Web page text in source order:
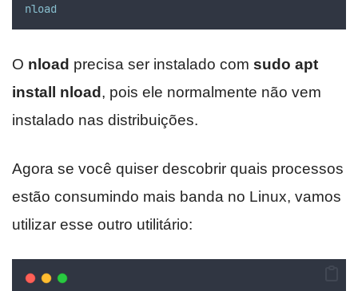
nload
O nload precisa ser instalado com sudo apt
install nload, pois ele normalmente não vem
instalado nas distribuições.
Agora se você quiser descobrir quais processos
estão consumindo mais banda no Linux, vamos
utilizar esse outro utilitário: